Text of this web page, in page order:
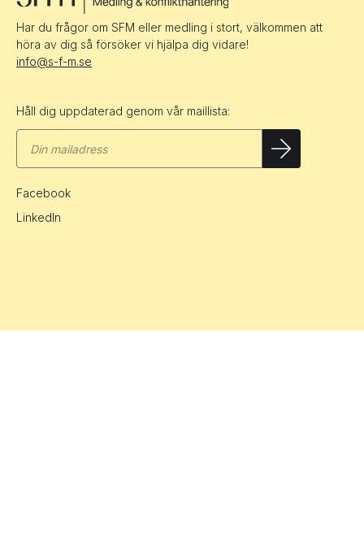
Har du frågor om SFM eller medling i stort, välkommen att
höra av dig så försöker vi hjälpa dig vidare!
info@s-f-m.se
Håll dig uppdaterad genom vår maillista:
Facebook
LinkedIn